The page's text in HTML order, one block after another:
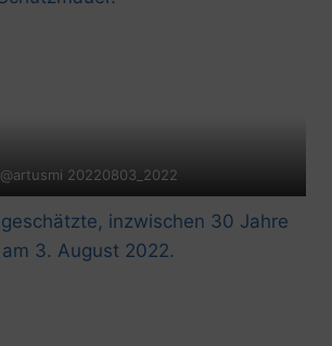
@artusmi 20220803_2022